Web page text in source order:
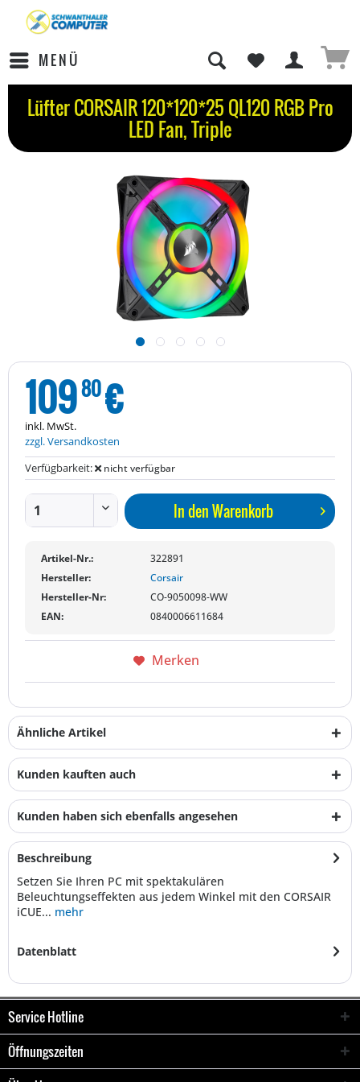
MENÜ
Lüfter CORSAIR 120*120*25 QL120 RGB Pro
LED Fan, Triple
10980€
inkl. MwSt.
zzgl. Versandkosten
Verfügbarkeit:
nicht verfügbar
In denWarenkorb
Artikel-Nr.:
322891
Hersteller:
Corsair
Hersteller-Nr:
CO-9050098-WW
EAN:
0840006611684
Merken
Ähnliche Artikel
Kunden kauften auch
Kunden haben sich ebenfalls angesehen
Beschreibung
Setzen Sie Ihren PC mit spektakulären
Beleuchtungseffekten aus jedem Winkel mit den CORSAIR
iCUE... mehr
Datenblatt
Service Hotline
Öffnungszeiten